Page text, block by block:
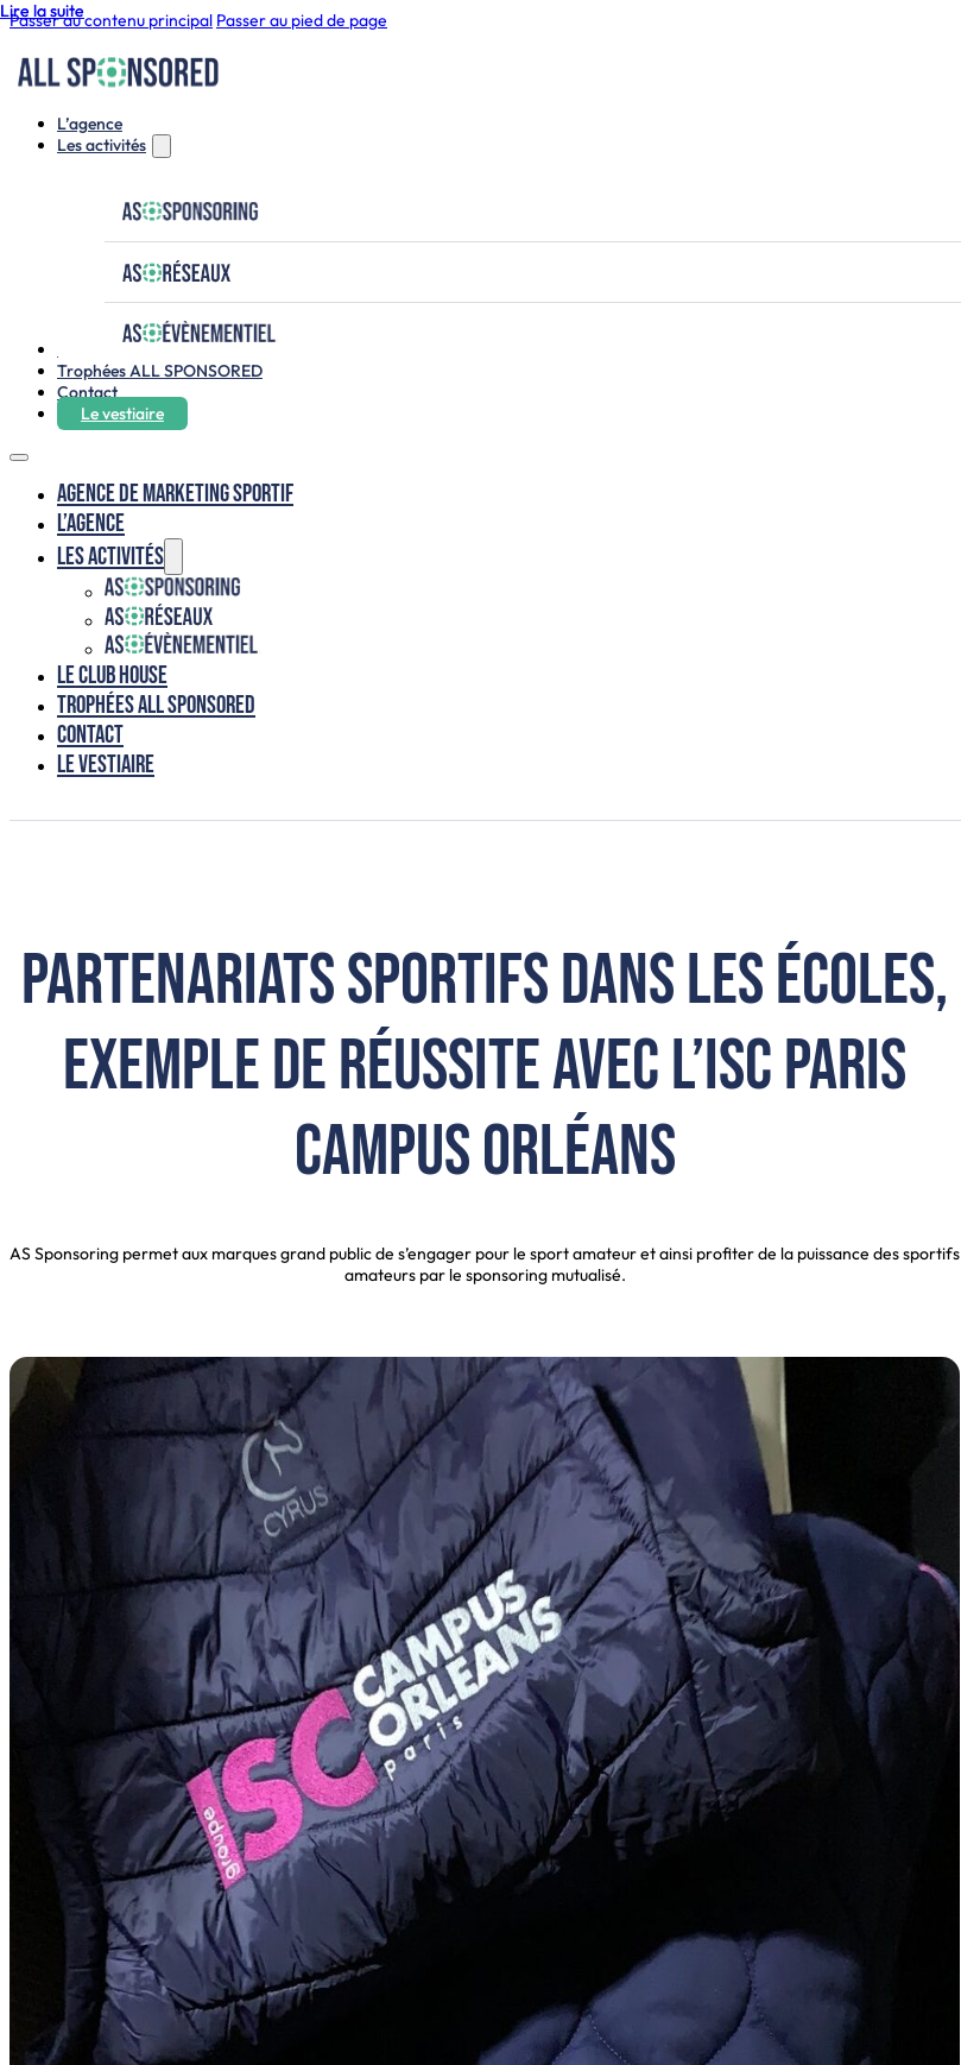
Passer au contenu principal Passer au pied de page
L’agence
Les activités
Le club house
Trophées ALL SPONSORED
Contact
Le vestiaire
Agence de marketing sportif
L’agence
Les activités
Le club house
Trophées ALL SPONSORED
Contact
Le vestiaire
Partenariats sportifs dans les écoles,
exemple de réussite avec l’ISC Paris
Campus Orléans
AS Sponsoring permet aux marques grand public de s’engager pour le sport amateur et ainsi profiter de la puissance des sportifs
amateurs par le sponsoring mutualisé.
Lire la suite
Lire la suite